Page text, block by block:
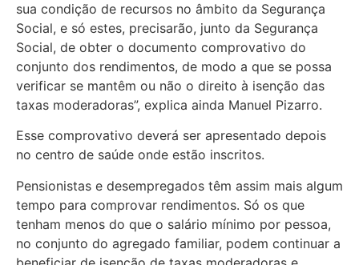
sua condição de recursos no âmbito da Segurança
Social, e só estes, precisarão, junto da Segurança
Social, de obter o documento comprovativo do
conjunto dos rendimentos, de modo a que se possa
verificar se mantêm ou não o direito à isenção das
taxas moderadoras”, explica ainda Manuel Pizarro.
Esse comprovativo deverá ser apresentado depois
no centro de saúde onde estão inscritos.
Pensionistas e desempregados têm assim mais algum
tempo para comprovar rendimentos. Só os que
tenham menos do que o salário mínimo por pessoa,
no conjunto do agregado familiar, podem continuar a